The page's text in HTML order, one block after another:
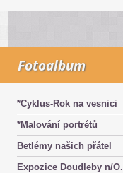
Fotoalbum
*Cyklus-Rok na vesnici
*Malování portrétů
Betlémy našich přátel
Expozice Doudleby n/O.